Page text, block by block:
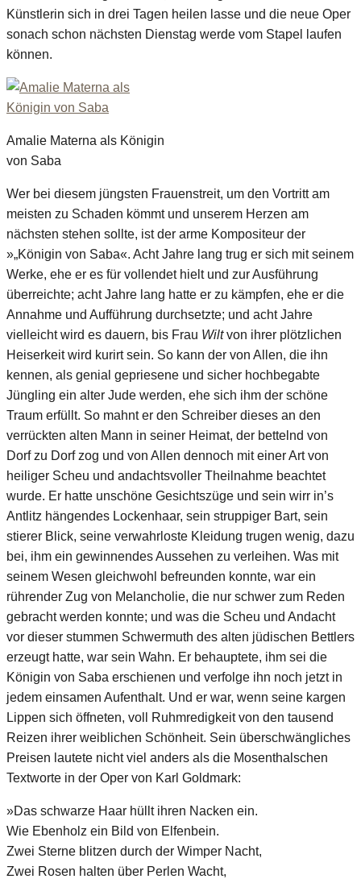
Künstlerin sich in drei Tagen heilen lasse und die neue Oper
sonach schon nächsten Dienstag werde vom Stapel laufen
können.
Amalie Materna als Königin
von Saba
Wer bei diesem jüngsten Frauenstreit, um den Vortritt am
meisten zu Schaden kömmt und unserem Herzen am
nächsten stehen sollte, ist der arme Kompositeur der
»„Königin von Saba«. Acht Jahre lang trug er sich mit seinem
Werke, ehe er es für vollendet hielt und zur Ausführung
überreichte; acht Jahre lang hatte er zu kämpfen, ehe er die
Annahme und Aufführung durchsetzte; und acht Jahre
vielleicht wird es dauern, bis Frau Wiltvon ihrer plötzlichen
Heiserkeit wird kurirt sein. So kann der von Allen, die ihn
kennen, als genial gepriesene und sicher hochbegabte
Jüngling ein alter Jude werden, ehe sich ihm der schöne
Traum erfüllt. So mahnt er den Schreiber dieses an den
verrückten alten Mann in seiner Heimat, der bettelnd von
Dorf zu Dorf zog und von Allen dennoch mit einer Art von
heiliger Scheu und andachtsvoller Theilnahme beachtet
wurde. Er hatte unschöne Gesichtszüge und sein wirr in’s
Antlitz hängendes Lockenhaar, sein struppiger Bart, sein
stierer Blick, seine verwahrloste Kleidung trugen wenig, dazu
bei, ihm ein gewinnendes Aussehen zu verleihen. Was mit
seinem Wesen gleichwohl befreunden konnte, war ein
rührender Zug von Melancholie, die nur schwer zum Reden
gebracht werden konnte; und was die Scheu und Andacht
vor dieser stummen Schwermuth des alten jüdischen Bettlers
erzeugt hatte, war sein Wahn. Er behauptete, ihm sei die
Königin von Saba erschienen und verfolge ihn noch jetzt in
jedem einsamen Aufenthalt. Und er war, wenn seine kargen
Lippen sich öffneten, voll Ruhmredigkeit von den tausend
Reizen ihrer weiblichen Schönheit. Sein überschwängliches
Preisen lautete nicht viel anders als die Mosenthalschen
Textworte in der Oper von Karl Goldmark:
»Das schwarze Haar hüllt ihren Nacken ein.
Wie Ebenholz ein Bild von Elfenbein.
Zwei Sterne blitzen durch der Wimper Nacht,
Zwei Rosen halten über Perlen Wacht,